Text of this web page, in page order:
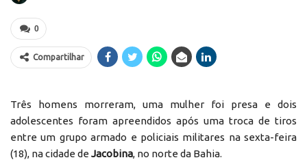
0
Compartilhar
Três homens morreram, uma mulher foi presa e dois
adolescentes foram apreendidos após uma troca de tiros
entre um grupo armado e policiais militares na sexta-feira
(18), na cidade de Jacobina, no norte da Bahia.